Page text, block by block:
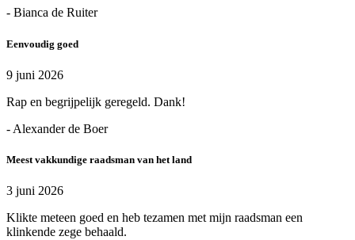
- Bianca de Ruiter
Eenvoudig goed
9 juni 2026
Rap en begrijpelijk geregeld. Dank!
- Alexander de Boer
Meest vakkundige raadsman van het land
3 juni 2026
Klikte meteen goed en heb tezamen met mijn raadsman een
klinkende zege behaald.